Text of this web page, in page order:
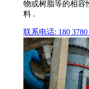
物或树脂等的相容
料 .
联系电话: 180 3780